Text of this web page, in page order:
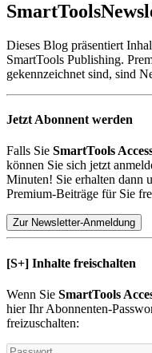
SmartTools
Dieses Blog präsentiert
SmartTools Publishing.
gekennzeichnet sind, sind
Jetzt Abonnent werden
Falls Sie SmartTools
können Sie sich jetzt
Minuten! Sie erhalten dann
Premium-Beiträge für Sie
Zur Newsletter-Anmeldung
[S+] Inhalte freischalten
Wenn Sie SmartTools
hier Ihr Abonnenten-
freizuschalten: